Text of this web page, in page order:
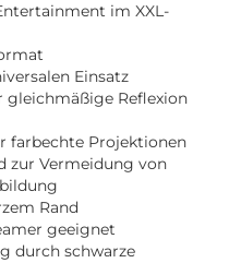
im XXL-
Einsatz
Reflexion
farbechte Projektionen
zur Vermeidung von
Rand
geeignet
durch schwarze